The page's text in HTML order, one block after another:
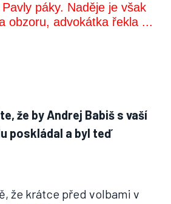
páky. Naděje je však
obzoru, advokátka řekla ...
že by Andrej Babiš s vaší
poskládal a byl teď
že krátce před volbami v